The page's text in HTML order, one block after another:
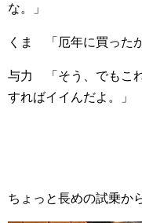
な。」
くま 「厄年に買った
与力 「そう、でもこ
すればイイんだよ。」
ちょっと長めの試乗か